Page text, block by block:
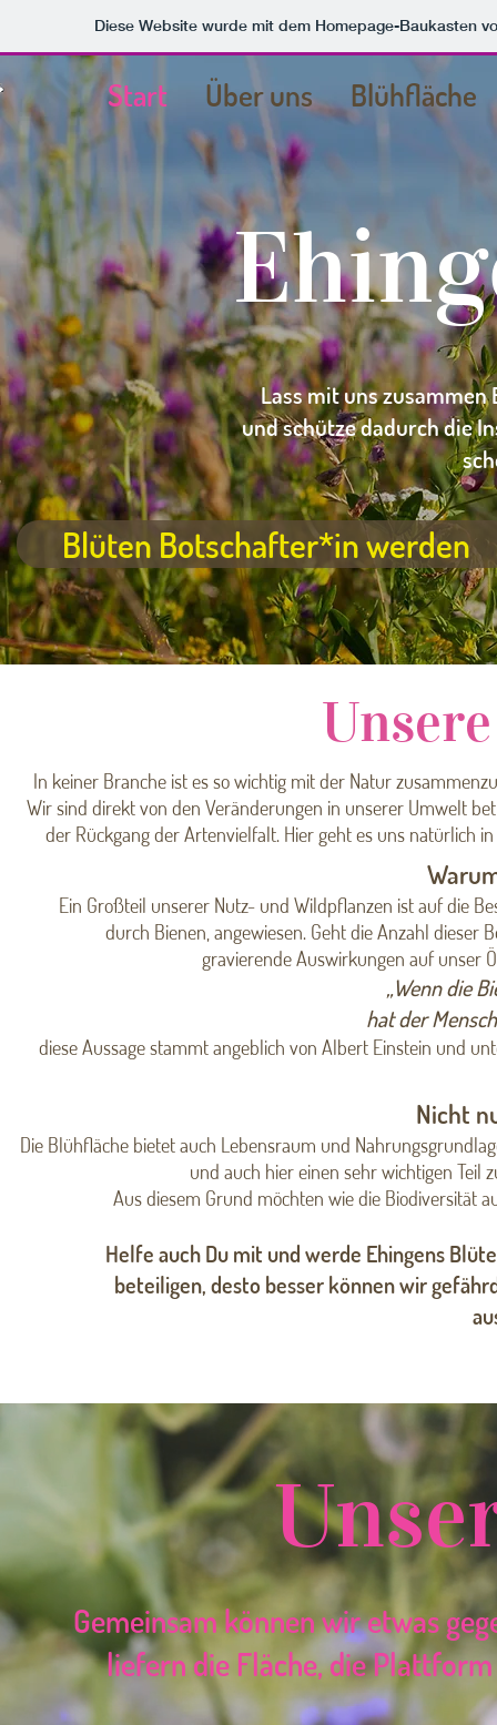
Diese Website wurde mit dem Homepage-Baukasten
Start Über uns Blühfläche
Lass mit uns
und schütze dadurch die
Blüten Botschafter*in werden
In keiner Branche ist es so wichtig mit der Natur
Wir sind direkt von den Veränderungen in unserer Umwelt
der Rückgang der Artenvielfalt. Hier geht es uns natürlich
Ein Großteil unserer Nutz- und Wildpflanzen ist auf die
durch Bienen, angewiesen. Geht die Anzahl dieser
gravierende Auswirkungen auf unser
„Wenn die
hat der
diese Aussage stammt angeblich von Albert Einstein und
Nicht
Die Blühfläche bietet auch Lebensraum und
und auch hier einen sehr wichtigen Teil
Aus diesem Grund möchten wie die Biodiversität
Helfe auch Du mit und werde Ehingens
beteiligen, desto besser können wir
Gemeinsam können wir etwas
liefern die Fläche, die